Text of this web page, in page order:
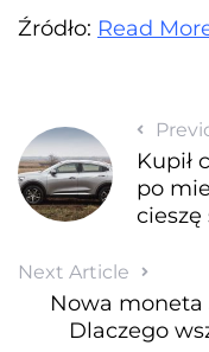
Źródło: Read
Kupił
po
cieszę
Next Article
Nowa moneta
Dlaczego